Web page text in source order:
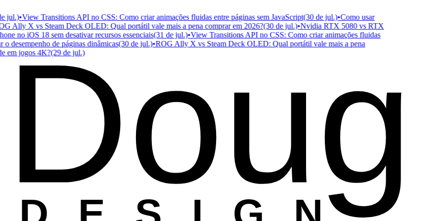
•View Transitions API no CSS: Como criar animações fluidas entre páginas sem JavaScript(30 de jul.)•Como usar
Ally X vs Steam Deck OLED: Qual portátil vale mais a pena comprar em 2026?(30 de jul.)•Nvidia RTX 5080 vs RTX
no iOS 18 sem desativar recursos essenciais(31 de jul.)•View Transitions API no CSS: Como criar animações fluidas
de páginas dinâmicas(30 de jul.)•ROG Ally X vs Steam Deck OLED: Qual portátil vale mais a pena
jogos 4K?(29 de jul.)
Doug